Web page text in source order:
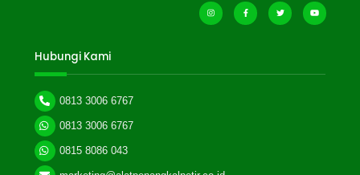
Hubungi Kami
0813 3006 6767
0813 3006 6767
0815 8086 043